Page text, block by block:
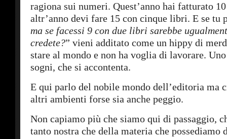
ragiona sui numeri. Quest’anno hai fatturato
altr’anno devi fare 15 con cinque libri. E se tu
ma se facessi 9 con due libri sarebbe
credete?” vieni additato come un hippy di
stare al mondo e non ha voglia di lavorare.
sogni, che si accontenta.
E qui parlo del nobile mondo dell’editoria ma
altri ambienti forse sia anche peggio.
Non capiamo più che siamo qui di passaggio,
tanto nostra che della materia che possediamo